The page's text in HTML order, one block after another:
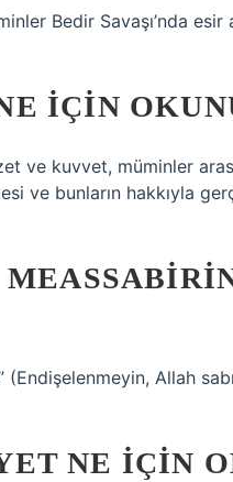
Bedir Savaşı’nda esir
IÇIN
ve kuvvet, müminler
ve bunların hakkıyla
(Endişelenmeyin, Allah
NE IÇIN